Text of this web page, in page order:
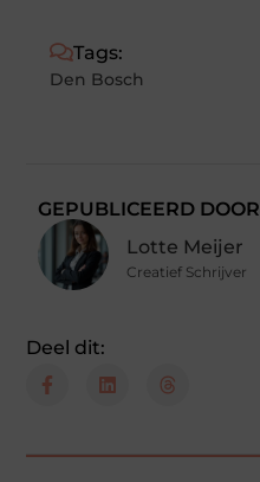
Tags:
Den Bosch
GEPUBLICEERD DOOR
Lotte Meijer
Creatief Schrijver
Deel dit: